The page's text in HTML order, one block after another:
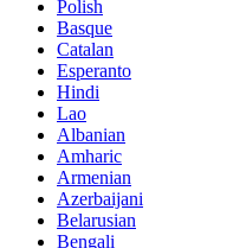
Polish
Basque
Catalan
Esperanto
Hindi
Lao
Albanian
Amharic
Armenian
Azerbaijani
Belarusian
Bengali